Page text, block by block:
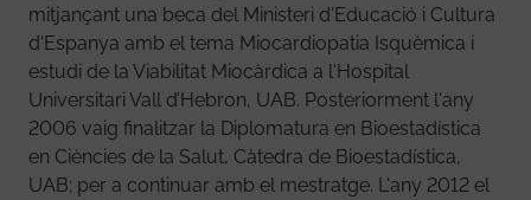
mitjançant una beca del Ministeri d'Educació i Cultura
d'Espanya amb el tema Miocardiopatia Isquèmica i
estudi de la Viabilitat Miocàrdica a l'Hospital
Universitari Vall d’Hebron, UAB. Posteriorment l'any
2006 vaig finalitzar la Diplomatura en Bioestadística
en Ciències de la Salut, Càtedra de Bioestadística,
UAB; per a continuar amb el mestratge. L'any 2012 el